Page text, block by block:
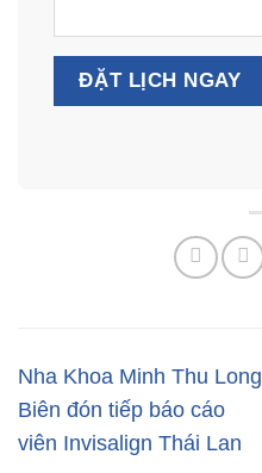
Nha Khoa Minh Thu Long
Biên đón tiếp báo cáo
viên Invisalign Thái Lan